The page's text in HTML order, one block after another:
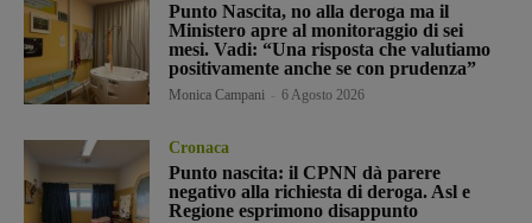
Punto Nascita, no alla deroga ma il
Ministero apre al monitoraggio di sei
mesi. Vadi: “Una risposta che valutiamo
positivamente anche se con prudenza”
Monica Campani 6 Agosto 2026
Cronaca
Punto nascita: il CPNN dà parere
negativo alla richiesta di deroga. Asl e
Regione esprimono disappunto